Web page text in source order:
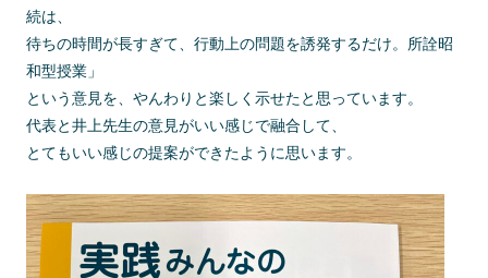
続は、
待ちの時間が長すぎて、行動上の問題を誘発するだけ。所詮昭
和型授業」
という意見を、やんわりと楽しく示せたと思っています。
代表と井上先生の意見がいい感じで融合して、
とてもいい感じの提案ができたように思います。